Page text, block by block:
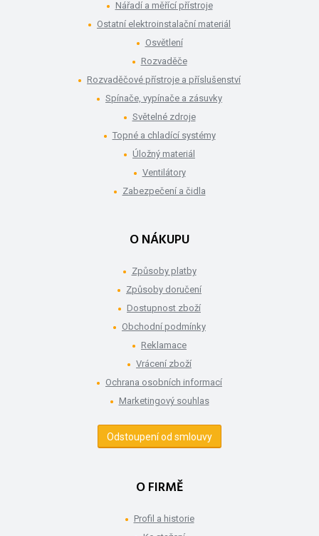
Nářadí a měřící přístroje
Ostatní elektroinstalační materiál
Osvětlení
Rozvaděče
Rozvaděčové přístroje a příslušenství
Spínače, vypínače a zásuvky
Světelné zdroje
Topné a chladící systémy
Úložný materiál
Ventilátory
Zabezpečení a čidla
O NÁKUPU
Způsoby platby
Způsoby doručení
Dostupnost zboží
Obchodní podmínky
Reklamace
Vrácení zboží
Ochrana osobních informací
Marketingový souhlas
Odstoupení od smlouvy
O FIRMĚ
Profil a historie